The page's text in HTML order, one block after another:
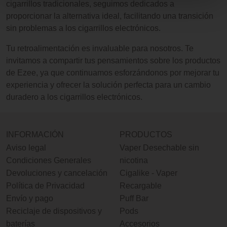
cigarrillos tradicionales, seguimos dedicados a
proporcionar la alternativa ideal, facilitando una transición
sin problemas a los cigarrillos electrónicos.
Tu retroalimentación es invaluable para nosotros. Te
invitamos a compartir tus pensamientos sobre los productos
de Ezee, ya que continuamos esforzándonos por mejorar tu
experiencia y ofrecer la solución perfecta para un cambio
duradero a los cigarrillos electrónicos.
INFORMACIÓN
Aviso legal
Condiciones Generales
Devoluciones y cancelación
Política de Privacidad
Envío y pago
Reciclaje de dispositivos y
baterías
PRODUCTOS
Vaper Desechable sin
nicotina
Cigalike - Vaper
Recargable
Puff Bar
Pods
Accesorios